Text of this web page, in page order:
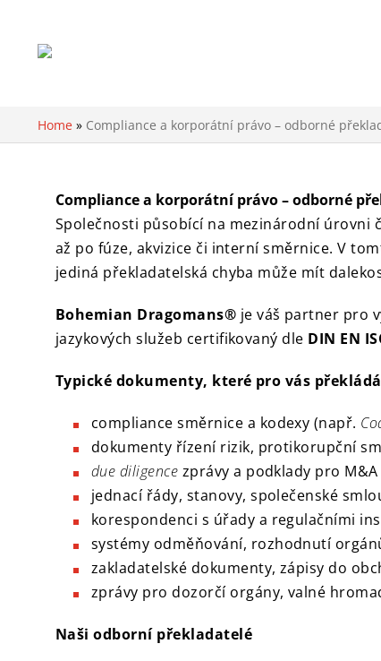
Home » Compliance a korporátní právo – odborné
Compliance a korporátní právo – odborné
Společnosti působící na mezinárodní úrovni
až po fúze, akvizice či interní směrnice. V
jediná překladatelská chyba může mít
Bohemian Dragomans® je váš partner pro
jazykových služeb certifikovaný dle DIN EN
Typické dokumenty, které pro vás
compliance směrnice a kodexy (např.
dokumenty řízení rizik, protikorupční
due diligence zprávy a podklady pro
jednací řády, stanovy, společenské
korespondenci s úřady a regulačními
systémy odměňování, rozhodnutí
zakladatelské dokumenty, zápisy do
zprávy pro dozorčí orgány, valné
Naši odborní překladatelé